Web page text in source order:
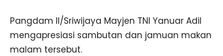
Pangdam II/Sriwijaya Mayjen TNI Yanuar Adil
mengapresiasi sambutan dan jamuan makan
malam tersebut.